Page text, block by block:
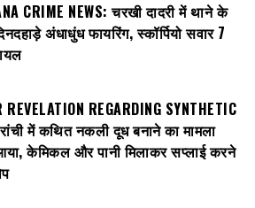
CRIME NEWS: चरखी दादरी में थाने के
अंधाधुंध फायरिंग, स्कॉर्पियो सवार 7
REVELATION REGARDING SYNTHETIC
में कथित नकली दूध बनाने का मामला
केमिकल और पानी मिलाकर सप्लाई करने